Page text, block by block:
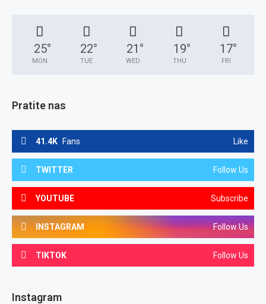
25°
MON
22°
TUE
21 °
WED
19°
THU
17°
FRI
Pratite nas
41.4K Fans Like
TWITTER Follow Us
YOUTUBE Subscribe
INSTAGRAM Follow Us
TIKTOK Follow Us
Instagram